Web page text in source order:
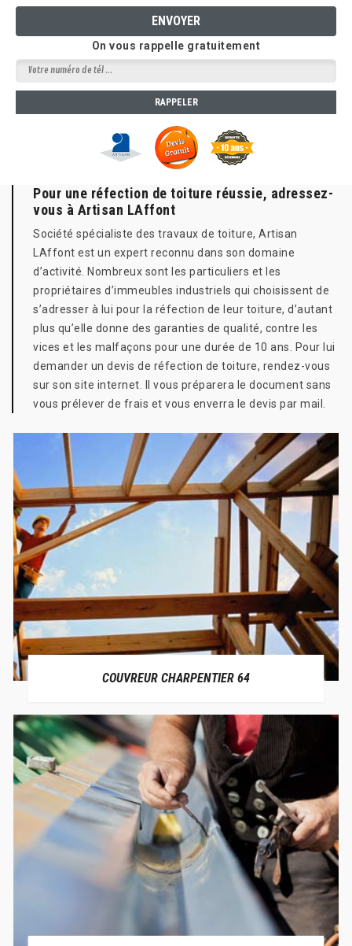
On vous rappelle gratuitement
Pour une réfection de toiture réussie, adressez-
vous à Artisan LAffont
Société spécialiste des travaux de toiture, Artisan
LAffont est un expert reconnu dans son domaine
d’activité. Nombreux sont les particuliers et les
propriétaires d’immeubles industriels qui choisissent de
s’adresser à lui pour la réfection de leur toiture, d’autant
plus qu’elle donne des garanties de qualité, contre les
vices et les malfaçons pour une durée de 10 ans. Pour lui
demander un devis de réfection de toiture, rendez-vous
sur son site internet. Il vous préparera le document sans
vous prélever de frais et vous enverra le devis par mail.
COUVREUR CHARPENTIER 64